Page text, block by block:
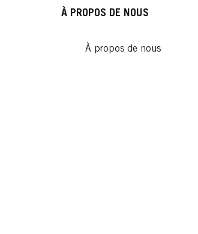
À PROPOS DE NOUS
À propos de nous